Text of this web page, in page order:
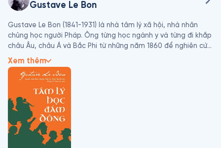
Gustave Le Bon
Gustave Le Bon (1841-1931) là nhà tâm lý xã hội, nhà nhân
chủng học người Pháp. Ông từng học ngành y và từng đi khắp
châu Âu, châu Á và Bắc Phi từ những năm 1860 để nghiên cứu
về nhân chủng học và khảo cổ học.
Tác phẩm đầu tiên làm nên tên tuổi của ông là Những quy
luật tâm lý về sự tiến hoá của dân tộc (1894) và tác phẩm nổi
tiếng nhất là Tâm lý học đám đông (1895). Các tác phẩm của
ông là sự kết hợp các lý thuyết về đặc điểm của quốc gia,
các chủng tộc ưu việt, hành vi bầy đàn và tâm lý đám đông.
Xem thêm